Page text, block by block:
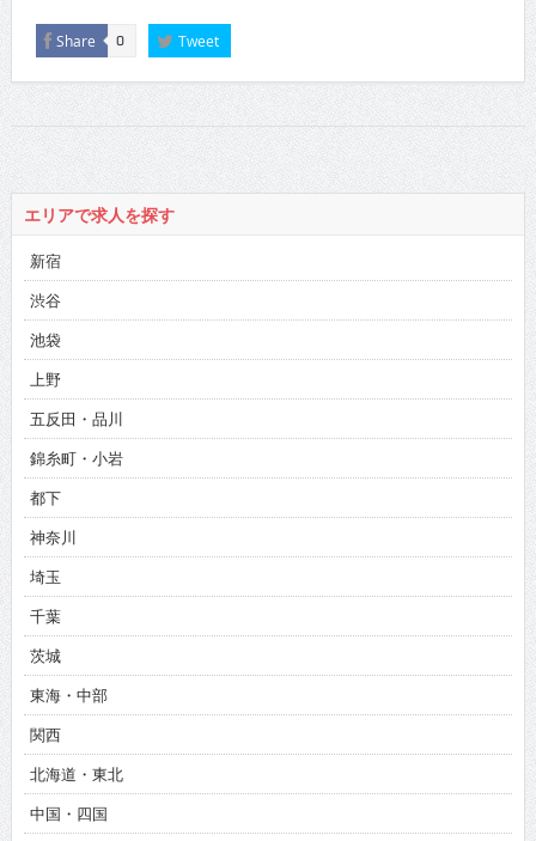
Share 0 Tweet
エリアで求人を探す
新宿
渋谷
池袋
上野
五反田・品川
錦糸町・小岩
都下
神奈川
埼玉
千葉
茨城
東海・中部
関西
北海道・東北
中国・四国